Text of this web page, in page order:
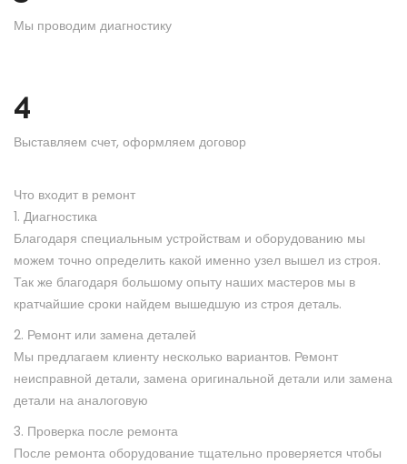
Мы проводим диагностику
4
Выставляем счет, оформляем договор
Что входит в ремонт
1. Диагностика
Благодаря специальным устройствам и оборудованию мы
можем точно определить какой именно узел вышел из строя.
Так же благодаря большому опыту наших мастеров мы в
кратчайшие сроки найдем вышедшую из строя деталь.
2. Ремонт или замена деталей
Мы предлагаем клиенту несколько вариантов. Ремонт
неисправной детали, замена оригинальной детали или замена
детали на аналоговую
3. Проверка после ремонта
После ремонта оборудование тщательно проверяется чтобы